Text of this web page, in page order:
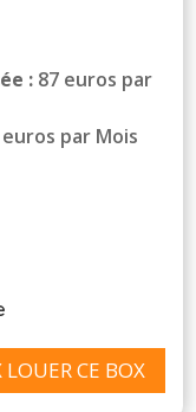
: 87 euros par
euros par Mois
LOUER CE BOX